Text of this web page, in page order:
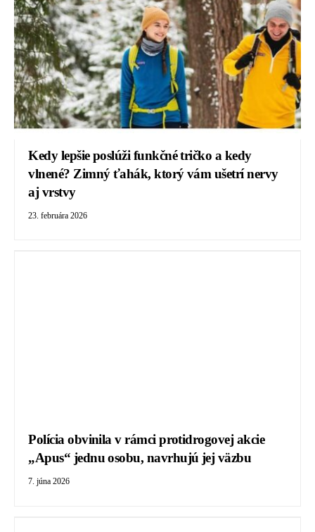
Kedy lepšie poslúži funkčné tričko a kedy
vlnené? Zimný ťahák, ktorý vám ušetrí nervy
aj vrstvy
23. februára 2026
Polícia obvinila v rámci protidrogovej akcie
„Apus“ jednu osobu, navrhujú jej väzbu
7. júna 2026